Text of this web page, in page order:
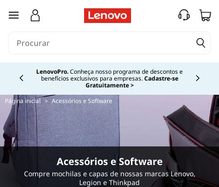
M
r
y
saltar para o conteúdo principal
LenovoPro.Conheça nosso programa de descontos e
benefícios exclusivos para empresas. Cadastre-se
Gratuitamente >
Currently displaying item 1 of 4
Página inicial > Acessórios e Software
Acessórios e Software
Compre mochilas e capas de nossas marcas Lenovo,
Legion e Thinkpad